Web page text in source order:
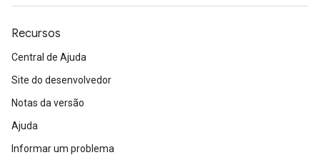
Recursos
Central de Ajuda
Site do desenvolvedor
Notas da versão
Ajuda
Informar um problema